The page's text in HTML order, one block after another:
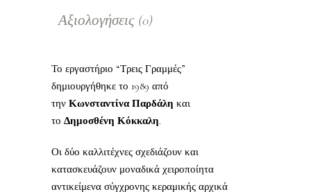
Αξιολογήσεις (0)
Το εργαστήριο “Τρεις Γραμμές”
δημιουργήθηκε το 1989 από
την Κωνσταντίνα Παρδάλη και
το Δημοσθένη Κόκκαλη.
Οι δύο καλλιτέχνες σχεδιάζουν και
κατασκευάζουν μοναδικά χειροποίητα
αντικείμενα σύγχρονης κεραμικής αρχικά